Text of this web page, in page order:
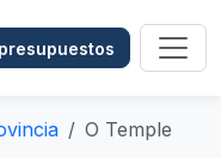
O Temple